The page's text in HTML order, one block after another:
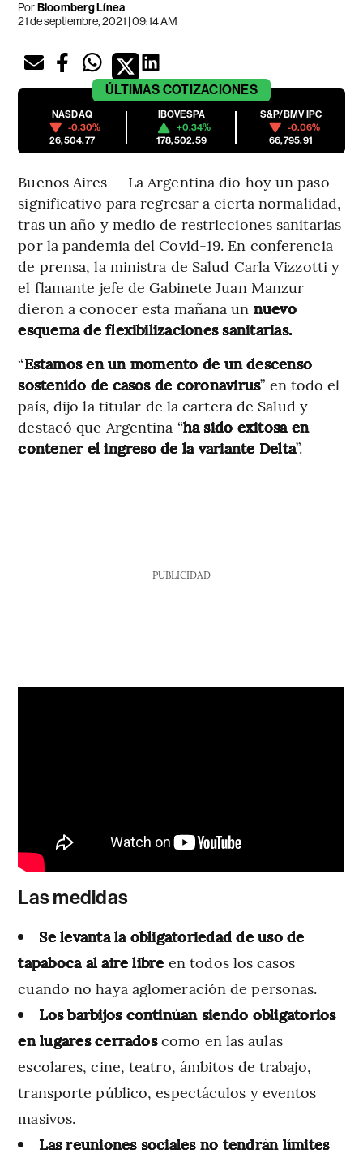
PorBloomberg Línea
21 de septiembre, 2021 | 09:14 AM
ÚLTIMAS COTIZACIONES
NASDAQ
-0.30%
26,504.77
IBOVESPA
+0.34%
178,502.59
S&P/BMV IPC
-0.06%
66,795.91
Buenos Aires — La Argentina dio hoy un paso
significativo para regresar a cierta normalidad,
tras un año y medio de restricciones sanitarias
por la pandemia del Covid-19. En conferencia
de prensa, la ministra de Salud Carla Vizzotti y
el flamante jefe de Gabinete Juan Manzur
dieron a conocer esta mañana un nuevo
esquema de flexibilizaciones sanitarias.
“Estamos en un momento de un descenso
sostenido de casos de coronavirus” en todo el
país, dijo la titular de la cartera de Salud y
destacó que Argentina “ha sido exitosa en
contener el ingreso de la variante Delta”.
PUBLICIDAD
Las medidas
Se levanta la obligatoriedad de uso de
tapaboca al aire libre en todos los casos
cuando no haya aglomeración de personas.
Los barbijos continúan siendo obligatorios
en lugares cerradoscomo en las aulas
escolares, cine, teatro, ámbitos de trabajo,
transporte público, espectáculos y eventos
masivos.
Las reuniones sociales no tendrán límites